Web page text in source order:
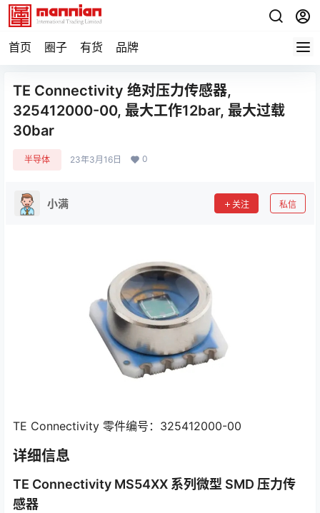
首页 圈子 有货 品牌
TE Connectivity 绝对压力传感器,
325412000-00, 最大工作12bar, 最大过载
30bar
半导体 23年3月16日 0
小满 关注 私信
TE Connectivity 零件编号：325412000-00
详细信息
TE Connectivity MS54XX 系列微型 SMD 压力传
感器